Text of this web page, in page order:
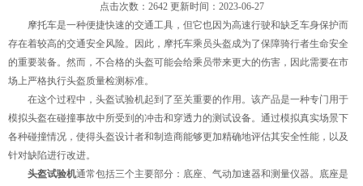
点击次数：2642 更新时间：2023-06-27
摩托车是一种便捷快速的交通工具，但它也因为高速行驶和缺乏车身保护而
存在着较高的交通安全风险。因此，摩托车乘员头盔成为了保障骑行者生命安全
的重要装备。然而，不合格的头盔可能会给乘员带来更大的伤害，因此需要在市
场上严格执行头盔质量检测标准。
在这个过程中，头盔试验机起到了至关重要的作用。该产品是一种专门用于
模拟头盔在碰撞事故中所受到的冲击和穿透力的测试设备。通过模拟真实场景下
各种碰撞情况，使得头盔设计者和制造商能够更加精确地评估其安全性能，以及
针对缺陷进行改进。
头盔试验机通常包括三个主要部分：底座、气动加速器和测量仪器。底座是